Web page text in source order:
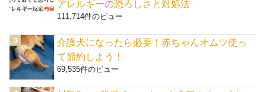
アレルギーの恐ろしさと対処法
111,714件のビュー
介護犬になったら必要！赤ちゃんオムツ使っ
て節約しよう！
69,535件のビュー